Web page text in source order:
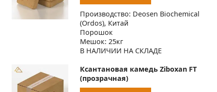
Производство: Deosen Biochemical
(Ordos), Китай
Порошок
Мешок: 25кг
В НАЛИЧИИ НА СКЛАДЕ
Ксантановая камедь Ziboxan FT
(прозрачная)